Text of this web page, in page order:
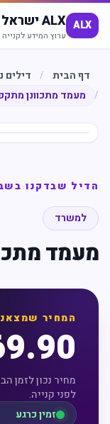
ALX ALX ישראל
ערוץ המידע
דף הבית / דילים
/
מעמד מתכוונן
הדיל שבדקנו
למשרד
מעמד
המחיר
מחיר נכון לזמן
לפני קנייה.
זמין כרגע